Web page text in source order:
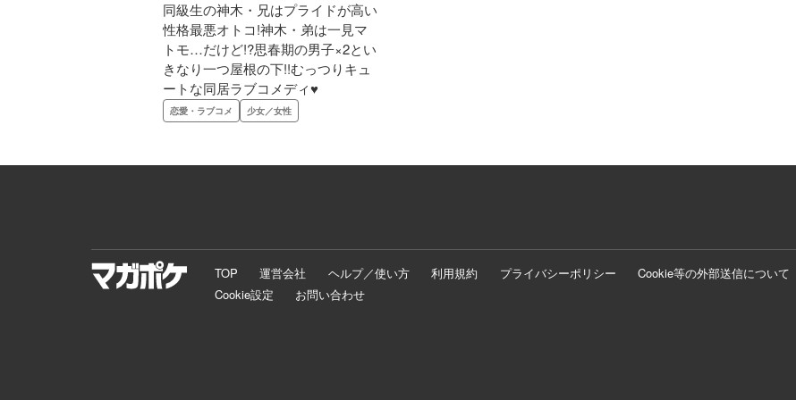
同級生の神木・兄はプライドが高い
性格最悪オトコ!神木・弟は一見マ
トモ…だけど!?思春期の男子×2とい
きなり一つ屋根の下!!むっつりキュ
ートな同居ラブコメディ♥
恋愛・ラブコメ 少女／女性
TOP 運営会社 ヘルプ／使い方 利用規約 プライバシーポリシー Cookie等の外部送信について
Cookie設定
お問い合わせ